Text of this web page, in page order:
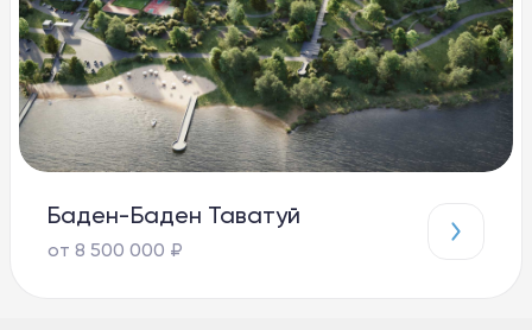
Баден-Баден Таватуй
от 8 500 000 ₽